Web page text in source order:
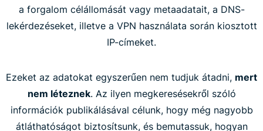
a forgalom célállomását vagy metaadatait, a DNS-
lekérdezéseket, illetve a VPN használata során kiosztott
IP-címeket.
Ezeket az adatokat egyszerűen nem tudjuk átadni, mert
nem léteznek. Az ilyen megkeresésekről szóló
információk publikálásával célunk, hogy még nagyobb
átláthatóságot biztosítsunk, és bemutassuk, hogyan